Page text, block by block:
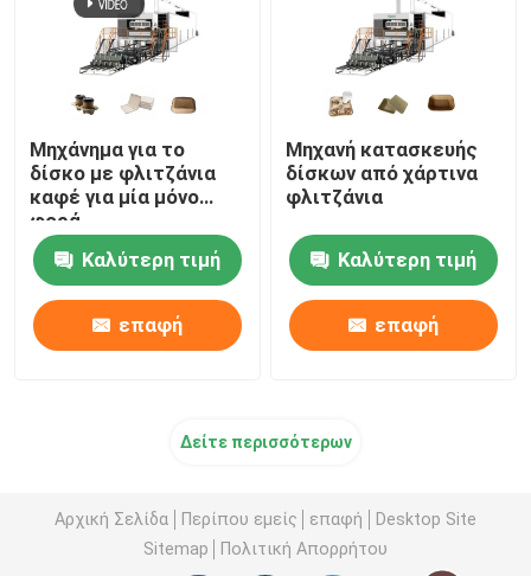
Μηχάνημα για το
δίσκο με φλιτζάνια
καφέ για μία μόνο
φορά
Καλύτερη τιμή
επαφή
Μηχανή κατασκευής
δίσκων από χάρτινα
φλιτζάνια
Καλύτερη τιμή
επαφή
Δείτε περισσότερων
Αρχική Σελίδα Περίπου εμείς επαφή
Desktop Site
Sitemap
Πολιτική Απορρήτου